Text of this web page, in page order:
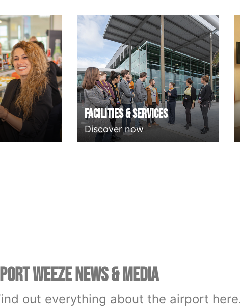
Facilities & Services
Discover now
WEEZE NEWS & MEDIA
out everything about the airport